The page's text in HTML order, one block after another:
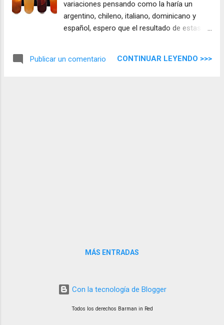
variaciones pensando como la haría un
argentino, chileno, italiano, dominicano y
español, espero que el resultado de estas
Publicar un comentario CONTINUAR LEYENDO >>>
MÁS ENTRADAS
Con la tecnología de Blogger
Todos los derechos Barman in Red